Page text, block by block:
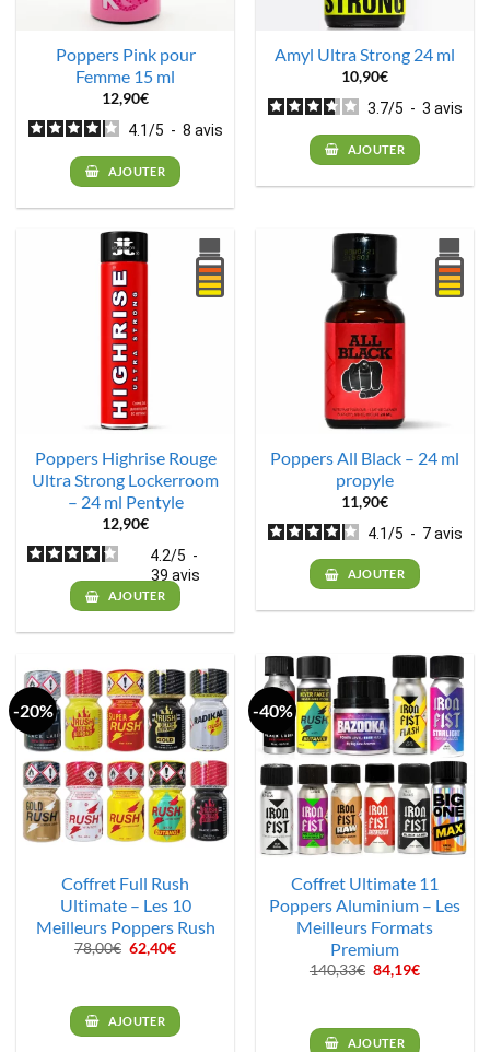
Poppers Pink pour
Femme 15 ml
12,90€
4.1/5 - 8 avis
AJOUTER
Amyl Ultra Strong 24 ml
10,90€
3.7/5 - 3 avis
AJOUTER
Poppers Highrise Rouge
Ultra Strong Lockerroom
– 24 ml Pentyle
12,90€
4.2/5 -
39 avis
AJOUTER
Poppers All Black – 24 ml
propyle
11,90€
4.1/5 - 7avis
AJOUTER
-20%
Coffret Full Rush
Ultimate – Les 10
Meilleurs Poppers Rush
78,00€ Le
prix
78,00€.
62,40€Le
62,40€.
AJOUTER
-40%
Coffret Ultimate 11
Poppers Aluminium – Les
Meilleurs Formats
Premium
140,33€ Le
prix
140,33€.
84,19€Le
AJOUTER